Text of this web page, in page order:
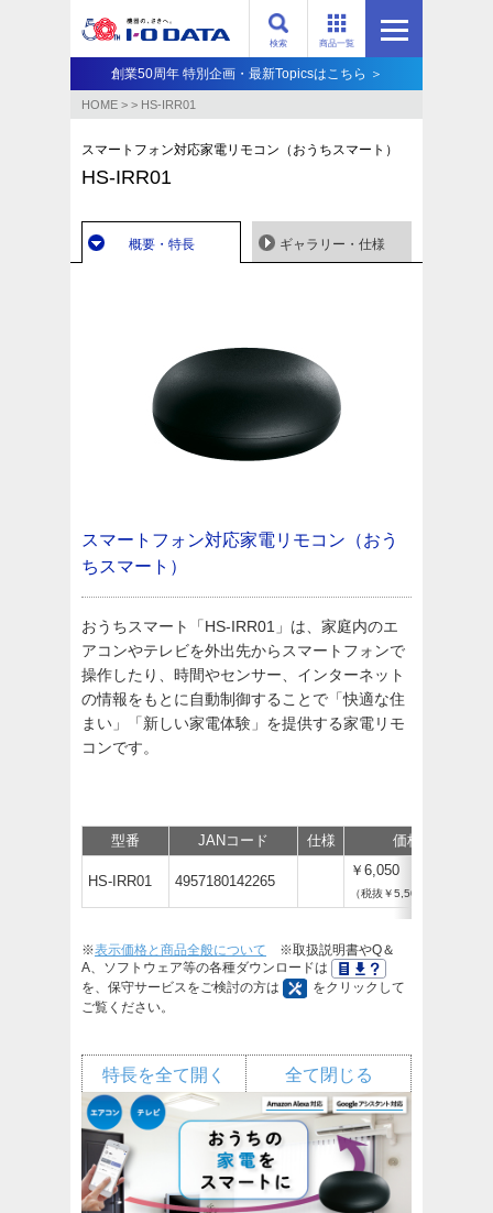
商品一覧
検索
創業50周年 特別企画・最新Topicsはこちら ＞
HOME > > HS-IRR01
スマートフォン対応家電リモコン（おうちスマート）
HS-IRR01
概要・特長 ギャラリー・仕様
スマートフォン対応家電リモコン（おう
ちスマート）
おうちスマート「HS-IRR01」は、家庭内のエ
アコンやテレビを外出先からスマートフォンで
操作したり、時間やセンサー、インターネット
の情報をもとに自動制御することで「快適な住
まい」「新しい家電体験」を提供する家電リモ
コンです。
型番 JANコード 仕様 価格
HS-IRR01 4957180142265
￥6,050
（税抜￥5,500）
※表示価格と商品全般について ※取扱説明書やQ＆
A、ソフトウェア等の各種ダウンロードは
を、保守サービスをご検討の方は
をクリックして
ご覧ください。
全て閉じる
特長を全て開く